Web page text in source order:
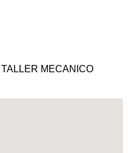
MECANICO